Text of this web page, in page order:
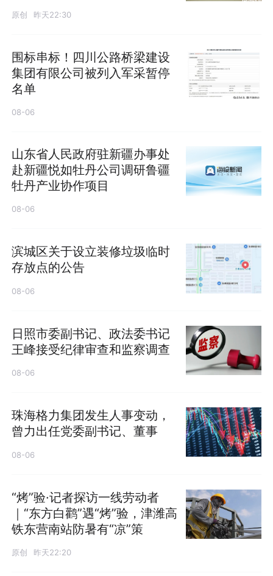
原创 昨天22:30
围标串标！四川公路桥梁建设
集团有限公司被列入军采暂停
名单
08-06
山东省人民政府驻新疆办事处
赴新疆悦如牡丹公司调研鲁疆
牡丹产业协作项目
08-06
滨城区关于设立装修垃圾临时
存放点的公告
08-06
日照市委副书记、政法委书记
王峰接受纪律审查和监察调查
08-06
珠海格力集团发生人事变动，
曾力出任党委副书记、董事
08-06
“烤”验·记者探访一线劳动者
｜“东方白鹳”遇“烤”验，津潍高
铁东营南站防暑有“凉”策
原创 昨天22:20